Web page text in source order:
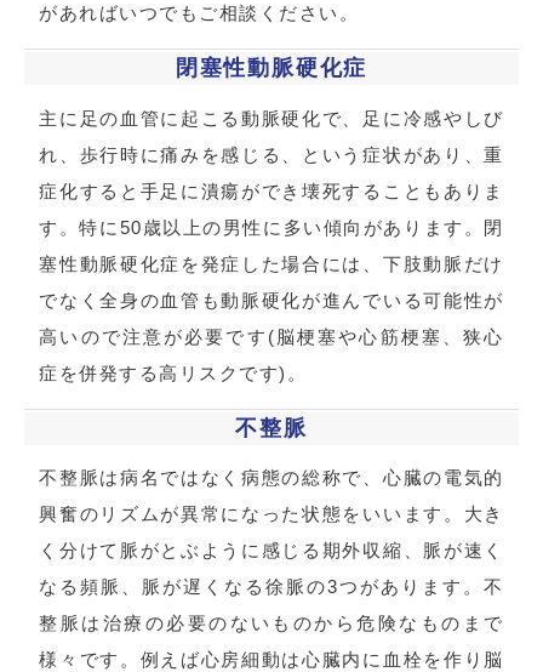
があればいつでもご相談ください。
閉塞性動脈硬化症
主に足の血管に起こる動脈硬化で、足に冷感やしび
れ、歩行時に痛みを感じる、という症状があり、重
症化すると手足に潰瘍ができ壊死することもありま
す。特に50歳以上の男性に多い傾向があります。閉
塞性動脈硬化症を発症した場合には、下肢動脈だけ
でなく全身の血管も動脈硬化が進んでいる可能性が
高いので注意が必要です(脳梗塞や心筋梗塞、狭心
症を併発する高リスクです)。
不整脈
不整脈は病名ではなく病態の総称で、心臓の電気的
興奮のリズムが異常になった状態をいいます。大き
く分けて脈がとぶように感じる期外収縮、脈が速く
なる頻脈、脈が遅くなる徐脈の3つがあります。不
整脈は治療の必要のないものから危険なものまで
様々です。例えば心房細動は心臓内に血栓を作り脳